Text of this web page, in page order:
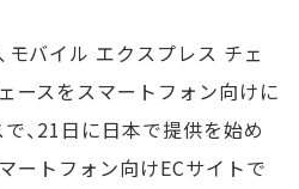
バイル エクスプレス チェ
ースをスマートフォン向けに
、21日に日本で提供を始め
ートフォン向けECサイトで